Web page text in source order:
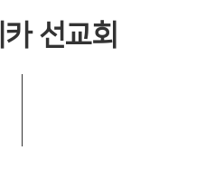
선교회